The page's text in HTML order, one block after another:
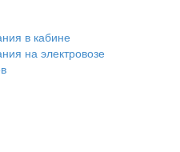
в кабине
на электровозе